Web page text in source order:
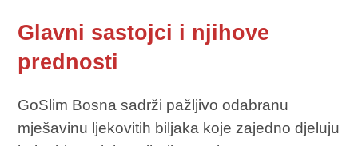
Glavni sastojci i njihove
prednosti
GoSlim Bosna sadrži pažljivo odabranu
mješavinu ljekovitih biljaka koje zajedno djeluju